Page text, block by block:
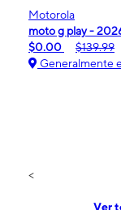
Motorola
moto g play -
$0.00
$139.99
Generalmente
<
Ver